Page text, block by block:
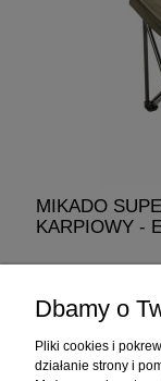
MIKADO
KARPIOWY -
Dbamy o
Pliki cookies i
działanie strony i